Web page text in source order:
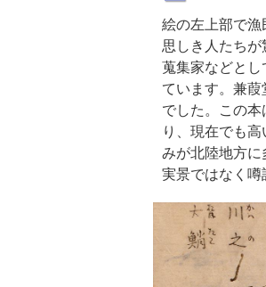
絵の左上部で
思しき人たちが
蒐集家などと
ています。兼
でした。この
り、現在でも
みが北陸地方に
実景ではなく噂